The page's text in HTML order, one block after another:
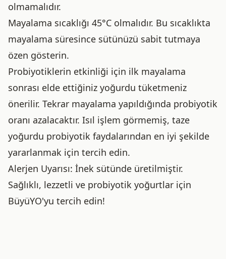
olmamalıdır.
Mayalama sıcaklığı 45°C olmalıdır. Bu sıcaklıkta
mayalama süresince sütünüzü sabit tutmaya
özen gösterin.
Probiyotiklerin etkinliği için ilk mayalama
sonrası elde ettiğiniz yoğurdu tüketmeniz
önerilir. Tekrar mayalama yapıldığında probiyotik
oranı azalacaktır. Isıl işlem görmemiş, taze
yoğurdu probiyotik faydalarından en iyi şekilde
yararlanmak için tercih edin.
Alerjen Uyarısı: İnek sütünde üretilmiştir.
Sağlıklı, lezzetli ve probiyotik yoğurtlar için
BüyüYO'yu tercih edin!